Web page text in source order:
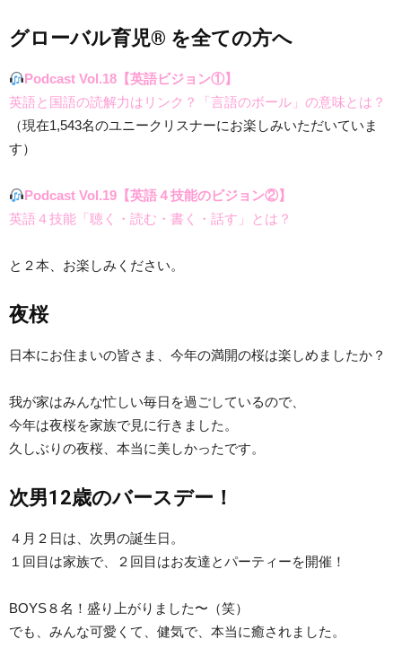
グローバル育児® を全ての方へ
Podcast Vol.18【英語ビジョン①】
英語と国語の読解力はリンク？「言語のボール」の意味とは？
（現在1,543名のユニークリスナーにお楽しみいただいていま
す）
Podcast Vol.19【英語４技能のビジョン②】
英語４技能「聴く・読む・書く・話す」とは？
と２本、お楽しみください。
夜桜
日本にお住まいの皆さま、今年の満開の桜は楽しめましたか？
我が家はみんな忙しい毎日を過ごしているので、
今年は夜桜を家族で見に行きました。
久しぶりの夜桜、本当に美しかったです。
次男12歳のバースデー！
４月２日は、次男の誕生日。
１回目は家族で、２回目はお友達とパーティーを開催！
BOYS８名！盛り上がりました〜（笑）
でも、みんな可愛くて、健気で、本当に癒されました。